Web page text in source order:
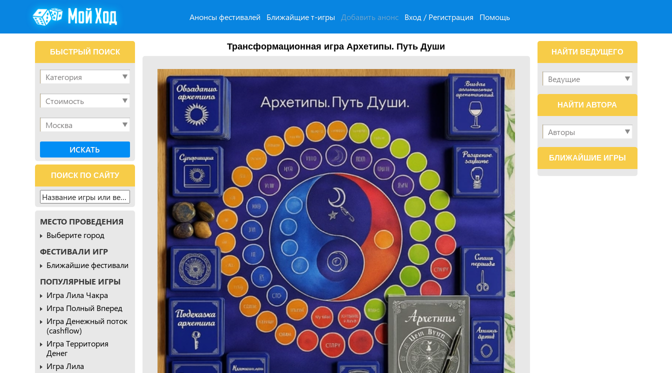
Анонсы фестивалей Ближайщие т-игры Добавить анонс Вход / Регистрация Помощь
Трансформационная игра Архетипы. Путь Души
БЫСТРЫЙ ПОИСК
ПОИСК ПО САЙТУ
МЕСТО ПРОВЕДЕНИЯ
Выберите город
ФЕСТИВАЛИ ИГР
Ближайшие фестивали
ПОПУЛЯРНЫЕ ИГРЫ
Игра Лила Чакра
Игра Полный Вперед
Игра Денежный поток
(cashflow)
Игра Территория
Денег
Игра Лила
НАЙТИ ВЕДУЩЕГО
НАЙТИ АВТОРА
БЛИЖАЙШИЕ ИГРЫ